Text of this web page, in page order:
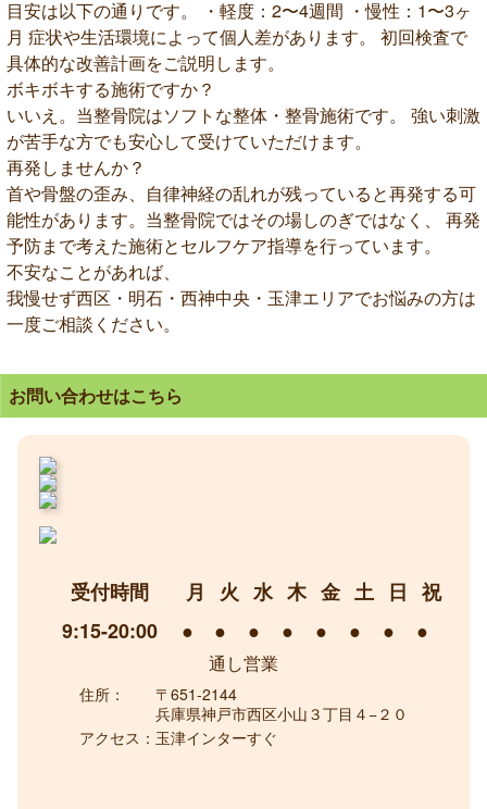
目安は以下の通りです。 ・軽度：2〜4週間 ・慢性：1〜3ヶ
月 症状や生活環境によって個人差があります。 初回検査で
具体的な改善計画をご説明します。
ボキボキする施術ですか？
いいえ。当整骨院はソフトな整体・整骨施術です。 強い刺激
が苦手な方でも安心して受けていただけます。
再発しませんか？
首や骨盤の歪み、自律神経の乱れが残っていると再発する可
能性があります。当整骨院ではその場しのぎではなく、 再発
予防まで考えた施術とセルフケア指導を行っています。
不安なことがあれば、
我慢せず西区・明石・西神中央・玉津エリアでお悩みの方は
一度ご相談ください。
お問い合わせはこちら
受付時間 月 火 水 木 金 土 日 祝
9:15-20:00
● ● ● ● ● ● ● ●
通し営業
住所：
〒651-2144
兵庫県神戸市西区小山３丁目４−２０
アクセス： 玉津インターすぐ